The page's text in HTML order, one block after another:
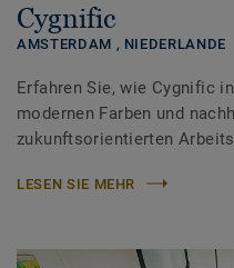
Cygnific
AMSTERDAM , NIEDERLANDE
Erfahren Sie, wie Cygnific
modernen Farben und
zukunftsorientierten
LESEN SIE MEHR